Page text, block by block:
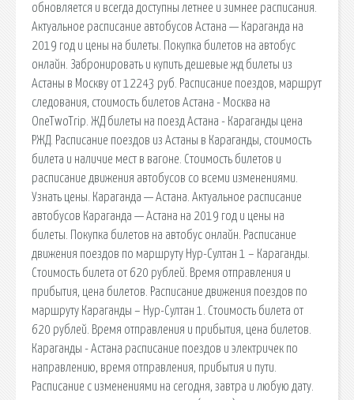
обновляется и всегда доступны летнее и зимнее расписания.
Актуальное расписание автобусов Астана — Караганда на
2019 год и цены на билеты. Покупка билетов на автобус
онлайн. Забронировать и купить дешевые жд билеты из
Астаны в Москву от 12243 руб. Расписание поездов, маршрут
следования, стоимость билетов Астана - Москва на
OneTwoTrip. ЖД билеты на поезд Астана - Караганды цена
РЖД. Расписание поездов из Астаны в Караганды, стоимость
билета и наличие мест в вагоне. Стоимость билетов и
расписание движения автобусов со всеми изменениями.
Узнать цены. Караганда — Астана. Актуальное расписание
автобусов Караганда — Астана на 2019 год и цены на
билеты. Покупка билетов на автобус онлайн. Расписание
движения поездов по маршруту Нур-Султан 1 – Караганды.
Стоимость билета от 620 рублей. Время отправления и
прибытия, цена билетов. Расписание движения поездов по
маршруту Караганды – Нур-Султан 1. Стоимость билета от
620 рублей. Время отправления и прибытия, цена билетов.
Караганды - Астана расписание поездов и электричек по
направлению, время отправления, прибытия и пути.
Расписание с изменениями на сегодня, завтра и любую дату.